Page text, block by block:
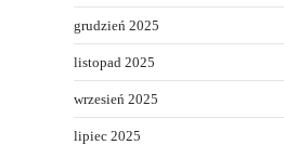
grudzień 2025
listopad 2025
wrzesień 2025
lipiec 2025